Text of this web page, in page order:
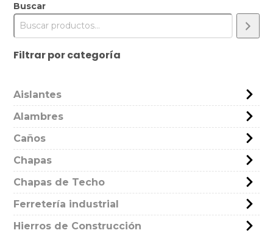
Buscar
Filtrar por categoría
Aislantes
Alambres
Caños
Chapas
Chapas de Techo
Ferretería industrial
Hierros de Construcción